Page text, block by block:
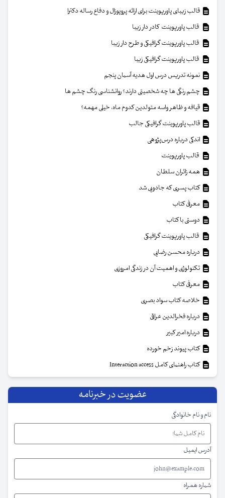
قالب زیبای پاورپوینت برای ارائه پروپوزال و دفاع رساله دکترا
قالب پاورپوینت کادر دار زیبا
قالب پاورپوینت گرافیکی و طرح دار زیبا
قالب پاورپوینت گرافیکی زیبا
نمونه تدریس درس اول هدیه آسمان پنجم
چشم رنگی ها چه شخصیتی دارند؟ روانشناسی رنگ چشم ها
قیافه و ظاهر واسه متولدین کدوم ماه، خیلی مهمه؟
قالب پاورپوینت گرافیکی جالب
اندکی درباره درس‌پژوهی
قالب پاورپوینت
همه زائران سلطان
کتاب پسری که جادویی شد
معرفی کتاب
دوستی با کتاب
قالب پاورپوینت گرافیکی
درباره محسن رضایی
تکنولوژی و اهمیت آن در زندگی امروزی
معرفی کتاب
خلاصه کتاب سواد بصری
درباره فخرالدین عراقی
درباره امیر کبیر
کتاب پیوند زخم خورده
کتاب راهنمای کامل Interaction access
عضویت در خبرنامه
نام و نام خانوادگی
آدرس ایمیل
شماره همراه